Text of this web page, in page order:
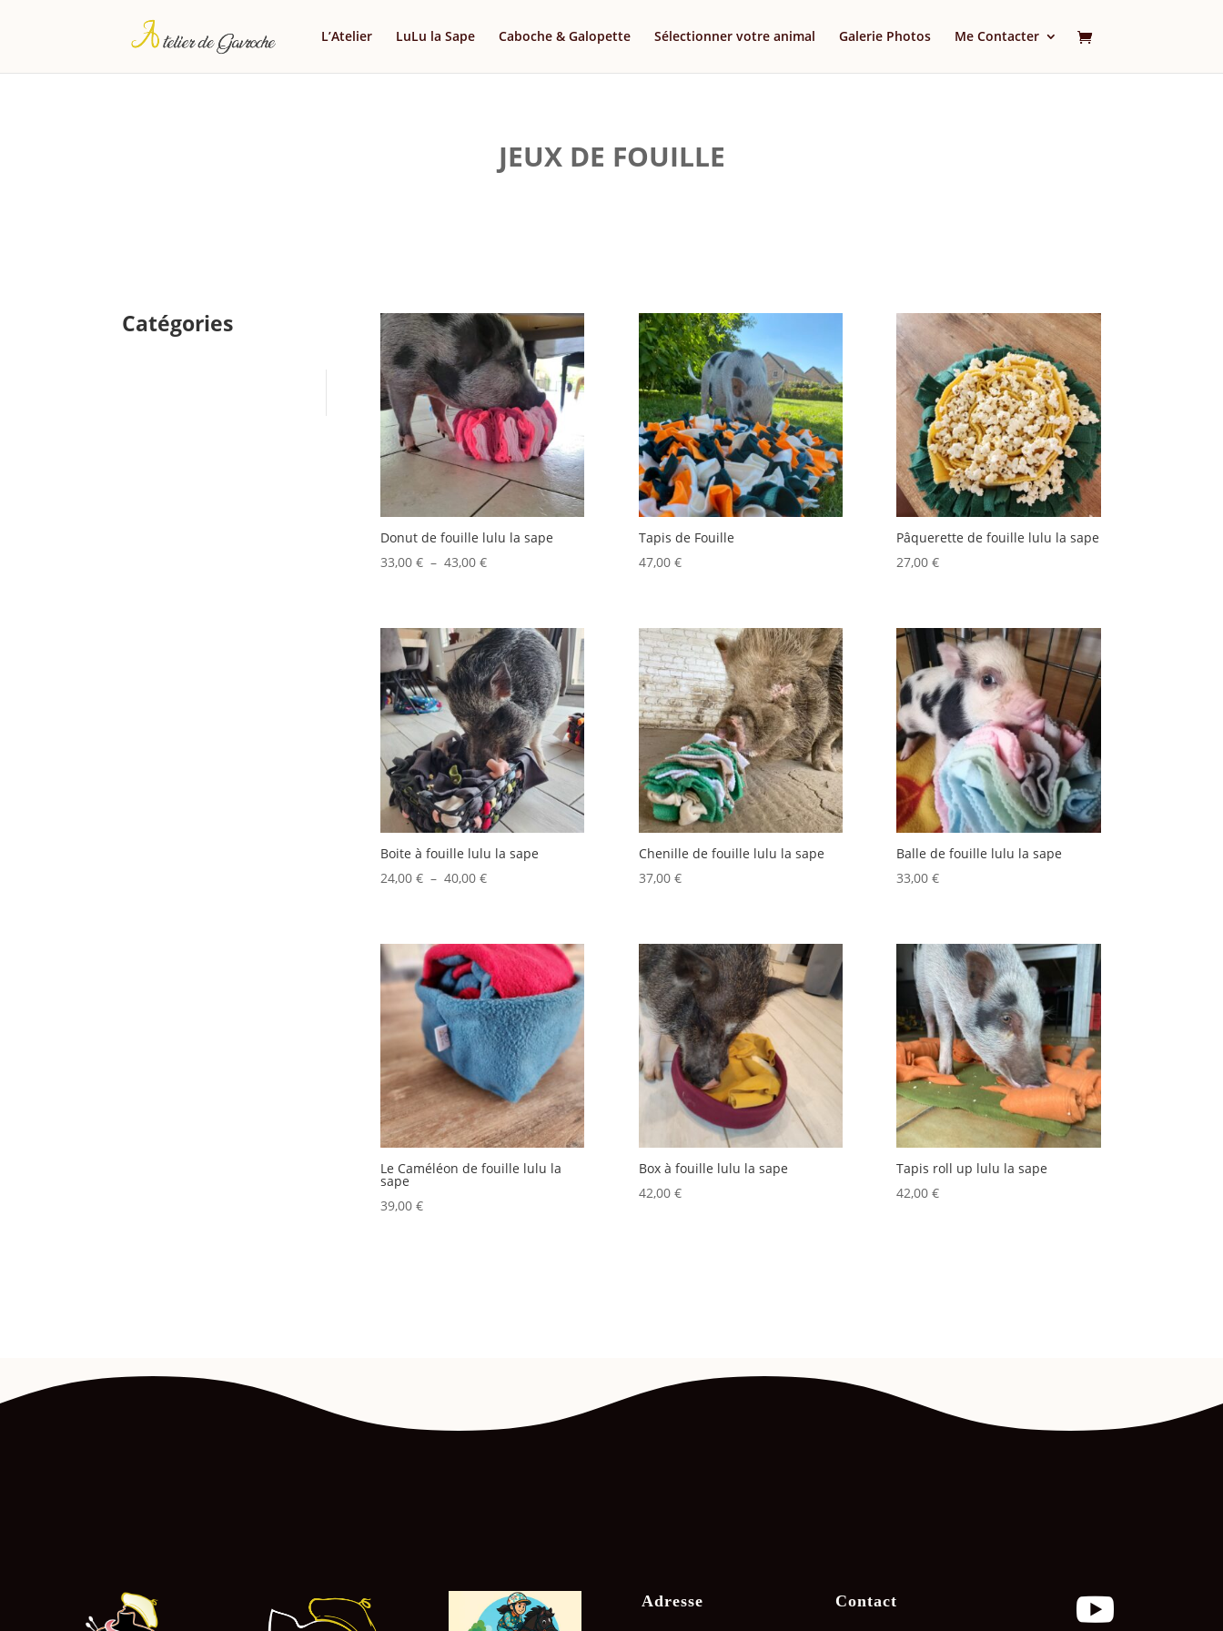
L’Atelier LuLu la Sape Caboche & Galopette Sélectionner votre animal Galerie Photos Me Contacter
JEUX DE FOUILLE
Catégories
Donut de fouille lulu la sape
33,00 € – 43,00 €Plage
33,00 €
à
43,00 €
Tapis de Fouille
47,00 €
Pâquerette de fouille lulu la sape
27,00€
Boite à fouille lulu la sape
24,00 € – 40,00 €Plage
24,00 €
à
40,00 €
Chenille de fouille lulu la sape
37,00 €
Balle de fouille lulu la sape
33,00€
Le Caméléon de fouille lulu la
sape
39,00 €
Box à fouille lulu la sape
42,00 €
Tapis roll up lulu la sape
42,00€
Adresse Contact 